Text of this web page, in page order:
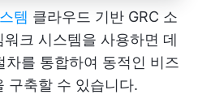
템 클라우드 기반 GRC 소
크 시스템을 사용하면 데
를 통합하여 동적인 비즈
구축할 수 있습니다.